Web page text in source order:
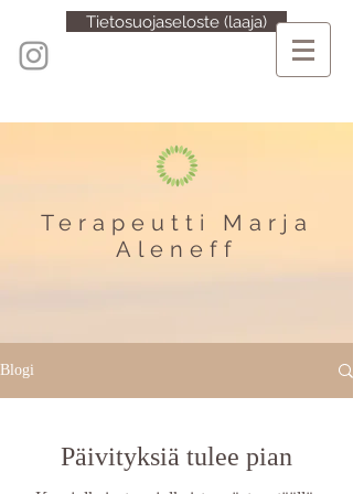
Tietosuojaseloste (laaja)
Terapeutti Marja
Aleneff
Blogi
Päivityksiä tulee pian